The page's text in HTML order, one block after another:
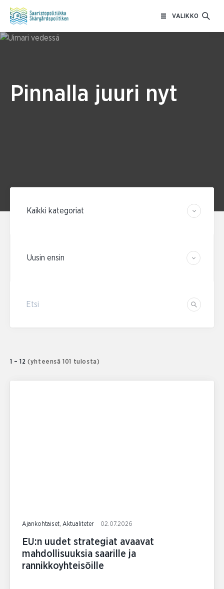
VALIKKO
Pinnalla juuri nyt
Etsi
1 – 12 (yhteensä 101 tulosta)
Ajankohtaiset, Aktualiteter 02.07.2026
EU:n uudet strategiat avaavat
mahdollisuuksia saarille ja
rannikkoyhteisöille